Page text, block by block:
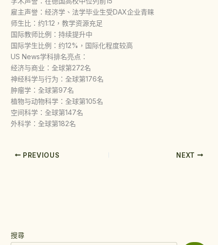
雇主声誉：经济学、法学毕业生受DAX企业青睐
师生比：约1:12，教学资源充足
国际教师比例：持续提升中
国际学生比例：约12%，国际化程度较高
US News学科排名亮点：
经济与商业：全球第272名
神经科学与行为：全球第176名
肿瘤学：全球第97名
植物与动物科学：全球第105名
空间科学：全球第147名
外科学：全球第182名
PREVIOUS NEXT
搜尋